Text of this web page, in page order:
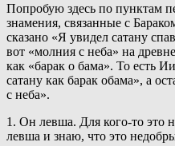
Попробую здесь по пунктам
знамения, связанные с
сказано «Я увидел сатану
вот «молния с неба» на
как «барак о бама». То есть
сатану как барак обама», а
с неба».
1. Он левша. Для кого-то это
левша и знаю, что это